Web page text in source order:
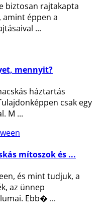
biztosan rajtakapta
amint éppen a
...
mennyit?
háztartás
csak egy
M ...
mítoszok és ...
és mint tudjuk, a
az ünnep
Ebb� ...